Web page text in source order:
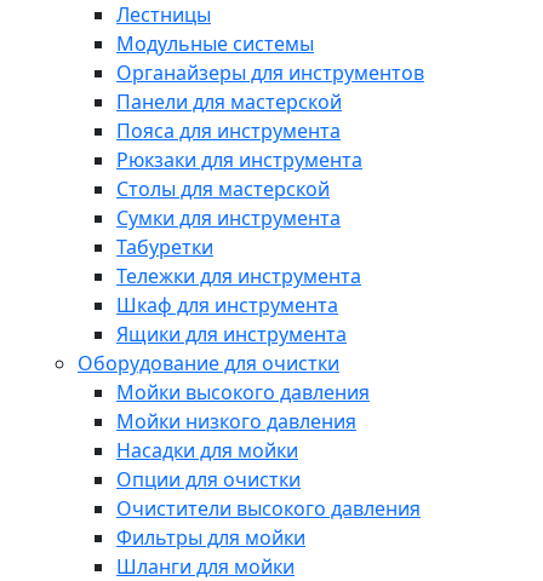
Лестницы
Модульные системы
Органайзеры для инструментов
Панели для мастерской
Пояса для инструмента
Рюкзаки для инструмента
Столы для мастерской
Сумки для инструмента
Табуретки
Тележки для инструмента
Шкаф для инструмента
Ящики для инструмента
Оборудование для очистки
Мойки высокого давления
Мойки низкого давления
Насадки для мойки
Опции для очистки
Очистители высокого давления
Фильтры для мойки
Шланги для мойки